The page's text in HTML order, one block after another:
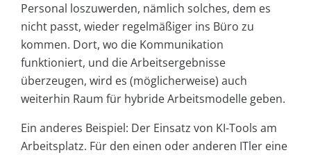
Personal loszuwerden, nämlich solches, dem es
nicht passt, wieder regelmäßiger ins Büro zu
kommen. Dort, wo die Kommunikation
funktioniert, und die Arbeitsergebnisse
überzeugen, wird es (möglicherweise) auch
weiterhin Raum für hybride Arbeitsmodelle geben.
Ein anderes Beispiel: Der Einsatz von KI-Tools am
Arbeitsplatz. Für den einen oder anderen ITler eine